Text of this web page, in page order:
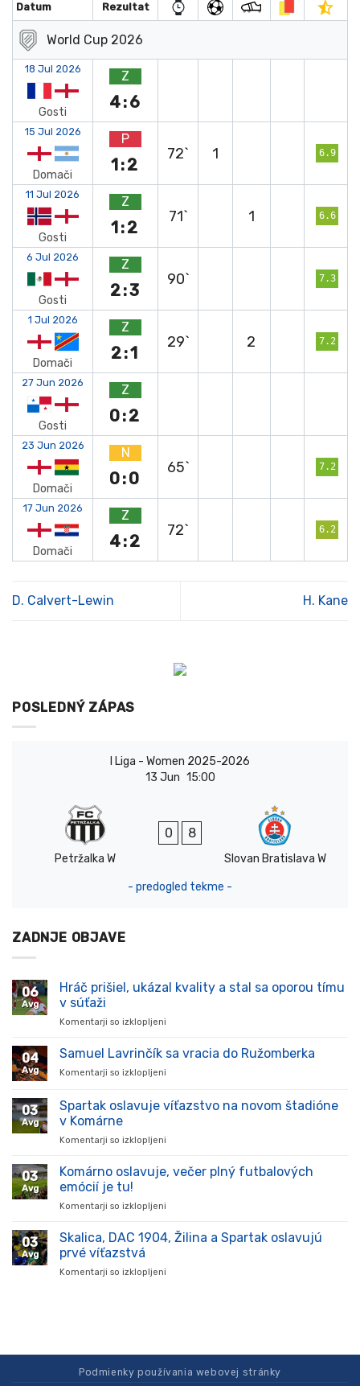
Datum Rezultat
World Cup 2026
18 Jul 2026
Gosti
Z
4:6
15 Jul 2026
Domači
P
1:2
72` 1 6.9
11 Jul 2026
Gosti
Z
1:2
71` 1 6.6
6 Jul 2026
Gosti
Z
2:3
90` 7.3
1 Jul 2026
Domači
Z
2:1
29` 2 7.2
27 Jun 2026
Gosti
Z
0:2
23 Jun 2026
Domači
N
0:0
65` 7.2
17 Jun 2026
Domači
Z
4:2
72` 6.2
D. Calvert-Lewin H. Kane
POSLEDNÝ ZÁPAS
I Liga - Women 2025-2026
13 Jun 15:00
Petržalka W
0 8
Slovan Bratislava W
- predogled tekme -
ZADNJE OBJAVE
06
Avg
Hráč prišiel, ukázal kvality a stal sa oporou tímu
v súťaži
Komentarji so izklopljeni
prišiel,
stal
súťaži
04
Avg
Samuel Lavrinčík sa vracia do Ružomberka
Komentarji so izklopljeni
Lavrinčík
sa
03
Avg
Spartak oslavuje víťazstvo na novom štadióne
v Komárne
Komentarji so izklopljeni
oslavuje
v
03
Avg
Komárno oslavuje, večer plný futbalových
emócií je tu!
Komentarji so izklopljeni
oslavuje,
03
Avg
Skalica, DAC 1904, Žilina a Spartak oslavujú
prvé víťazstvá
Komentarji so izklopljeni
Spartak
oslavujú
Podmienky používania webovej stránky